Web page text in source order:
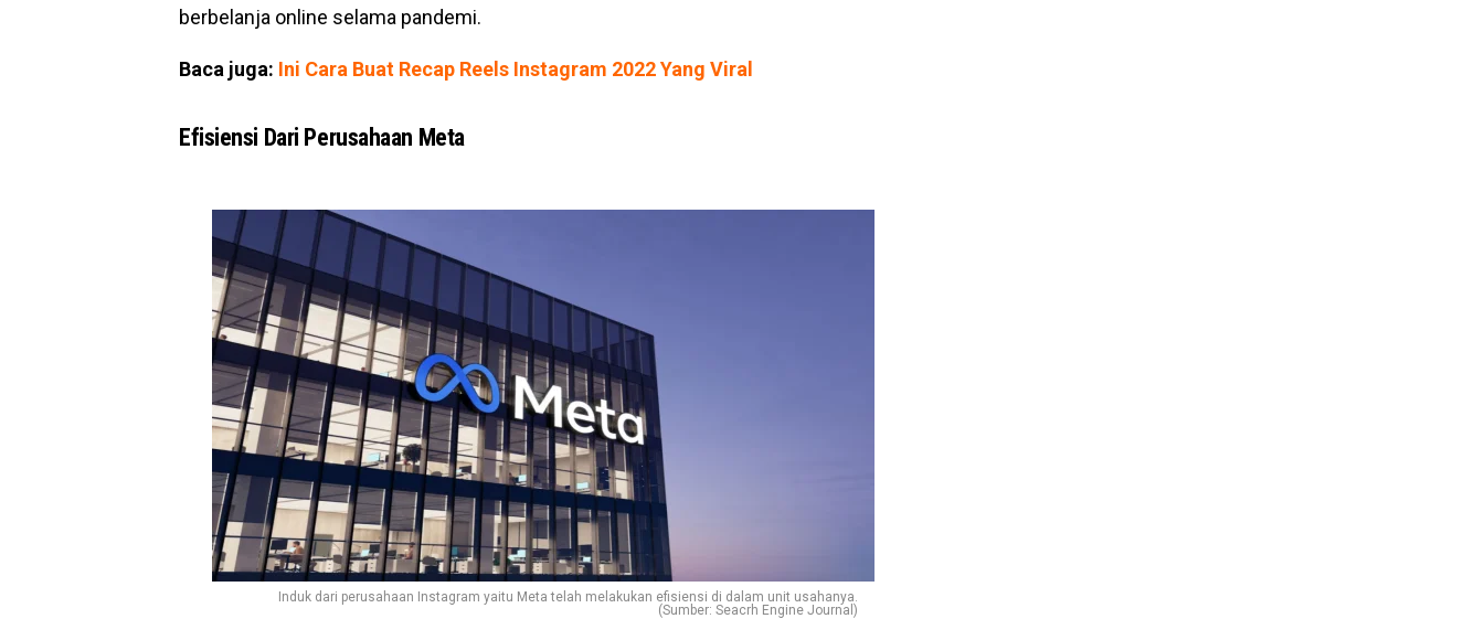
berbelanja online selama pandemi.
Baca juga: Ini Cara Buat Recap Reels Instagram 2022 Yang Viral
Efisiensi Dari Perusahaan Meta
Induk dari perusahaan Instagram yaitu Meta telah melakukan efisiensi di dalam unit usahanya.
(Sumber: Seacrh Engine Journal)